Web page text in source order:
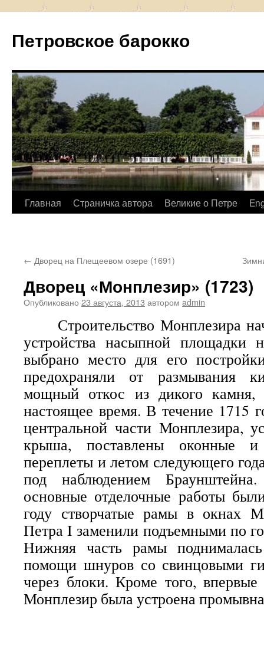
Петровское барокко
Перейти
Главная Страничка автора Великие о Петре
← Дворец на Плещеевом озере (1691)
Дворец «Монплезир» (1723)
Опубликовано 23 августа, 2013 автором admin
Строительство Монплезира
устройства насыпной площадки
выбрано место для его
предохраняли от размывания
мощный откос из дикого
настоящее время. В течение 1715
центральной части Монплезира,
крыша, поставлены оконные и
переплеты и летом следующего
под наблюдением
основные отделочные работы
году створчатые рамы в окнах
Петра I заменили подъемными по
Нижняя часть рамы
помощи шнуров со свинцовыми
через блоки. Кроме того,
Монплезир была устроена